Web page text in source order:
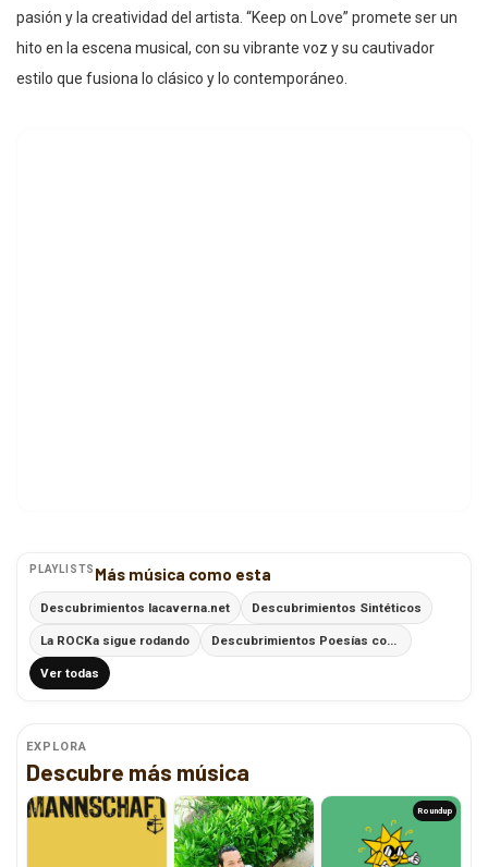
pasión y la creatividad del artista. “Keep on Love” promete ser un
hito en la escena musical, con su vibrante voz y su cautivador
estilo que fusiona lo clásico y lo contemporáneo.
PLAYLISTS Más música como esta
Descubrimientos lacaverna.net Descubrimientos Sintéticos
La ROCKa sigue rodando
Ver todas
EXPLORA
Descubre más música
Roundup